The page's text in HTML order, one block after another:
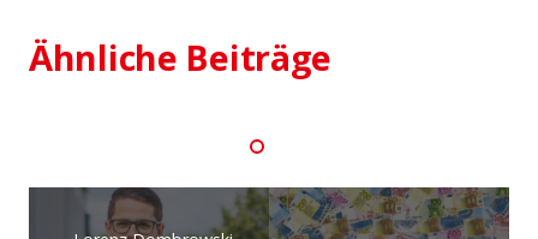
Ähnliche Beiträge
aufgestellt